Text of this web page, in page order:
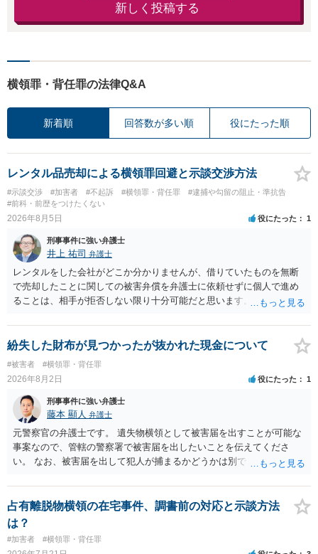
新しく投稿する
横領罪・背任罪の法律Q&A
新着順 回答数が多い順 役にたった順
レンタル品売却による横領罪回避と示談交渉方法
#示談交渉 #加害者 #不起訴 #横領罪・背任罪
#逮捕や勾留の阻止・準抗告
#前科・前歴をつけたくない
2026年8月5日 役にたった 1
刑事事件に強い弁護士
井上 祐司 弁護士
レンタルをした会社がどこか分かりませんが、借りていたものを無断
で売却したことに関しての被害弁償を弁護士に依頼せずに個人で進め
ることは、相手が拒否しない限り十分可能だと思います。 見積を出し
か）、弁護士に法律相談において助言をもらえば足りるでしょう。
紛失した財布が見つかったが抜かれた現金について
#被害者 #横領罪・背任罪
2026年8月2日 役にたった 1
刑事事件に強い弁護士
藤本 顯人 弁護士
元警察官の弁護士です。 遺失物横領として被害届を出すことが可能な
事案なので、管轄の警察署で被害届を出したいことを伝えてくださ
い。 なお、被害届を出して犯人が捕まるかどうかは別で、置き忘れた
思います。 いずれにせよ一度対応を求めてみた方が納得できるのでは
ないでしょうか。
占有離脱物横領の在宅事件、調書前の対応と示談方法
は？
#加害者 #横領罪・背任罪